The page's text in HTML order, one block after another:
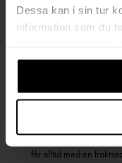
Dessa kan i sin tur
information som du
Kvinna
Välj det betalsätt som
får alltid med en